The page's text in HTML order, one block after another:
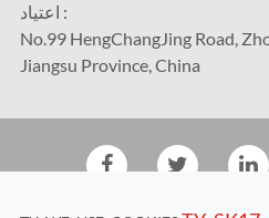
اعتیاد :
No.99 HengChangJing Road,
Jiangsu Province, China
Kunshan